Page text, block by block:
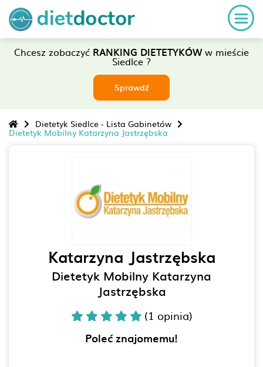
Chcesz zobaczyć RANKING DIETETYKÓWw mieście
Siedlce ?
Sprawdź
Dietetyk Siedlce - Lista Gabinetów
Dietetyk Mobilny Katarzyna Jastrzębska
Katarzyna Jastrzębska
Dietetyk Mobilny Katarzyna
Jastrzębska
(1 opinia)
Poleć znajomemu!